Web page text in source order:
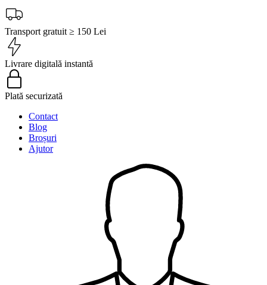
Transport gratuit ≥ 150 Lei
Livrare digitală instantă
Plată securizată
Contact
Blog
Broșuri
Ajutor